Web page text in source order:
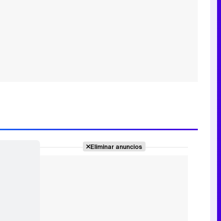
Eliminar anuncios